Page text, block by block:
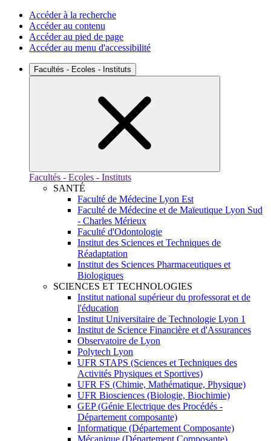
Accéder à la recherche
Accéder au contenu
Accéder au pied de page
Accéder au menu d'accessibilité
Facultés - Ecoles - Instituts
Facultés - Ecoles - Instituts
SANTÉ
Faculté de Médecine Lyon Est
Faculté de Médecine et de Maïeutique Lyon Sud
- Charles Mérieux
Faculté d'Odontologie
Institut des Sciences et Techniques de
Réadaptation
Institut des Sciences Pharmaceutiques et
Biologiques
SCIENCES ET TECHNOLOGIES
Institut national supérieur du professorat et de
l'éducation
Institut Universitaire de Technologie Lyon 1
Institut de Science Financière et d'Assurances
Observatoire de Lyon
Polytech Lyon
UFR STAPS (Sciences et Techniques des
Activités Physiques et Sportives)
UFR FS (Chimie, Mathématique, Physique)
UFR Biosciences (Biologie, Biochimie)
GEP (Génie Electrique des Procédés -
Département composante)
Informatique (Département Composante)
Mécanique (Département Composante)